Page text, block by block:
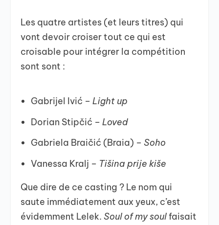
Les quatre artistes (et leurs titres) qui
vont devoir croiser tout ce qui est
croisable pour intégrer la compétition
sont sont :
Gabrijel Ivić – Light up
⁠Dorian Stipčić – Loved
⁠Gabriela Braičić (Braia) – Soho
⁠Vanessa Kralj – Tišina prije kiše
Que dire de ce casting ? Le nom qui
saute immédiatement aux yeux, c’est
évidemment Lelek.Soul of my soulfaisait